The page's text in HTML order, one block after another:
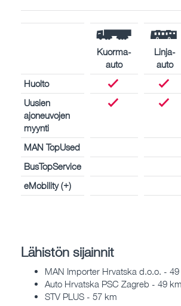
Kuorma-
auto
Linja-
auto
Huolto
Uusien
ajoneuvojen
myynti
MAN TopUsed
BusTopService
eMobility (+)
Lähistön sijainnit
MAN Importer Hrvatska d.o.o. -
Auto Hrvatska PSC Zagreb - 49 km
STV PLUS - 57 km